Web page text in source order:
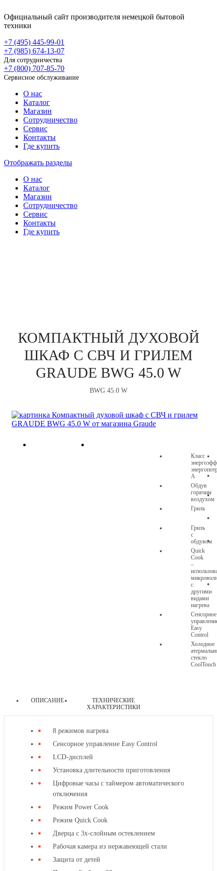
Официальный сайт производителя немецкой бытовой
техники
+7 (495) 445-99-01
+7 (985) 674-13-07
Для сотрудничества
+7 (800) 707-85-70
Сервисное обслуживание
О нас
Каталог
Магазин
Сотрудничество
Сервис
Контакты
Где купить
Отображать разделы
О нас
Каталог
Магазин
Сотрудничество
Сервис
Контакты
Где купить
КОМПАКТНЫЙ ДУХОВОЙ
ШКАФ С СВЧ И ГРИЛЕМ
GRAUDE BWG 45.0 W
BWG 45.0 W
Класс
A
Обдув
горячим
воздухом
Гриль
Гриль
с
обдувом
Quick
Cook
–
с
другими
видами
нагрева
Сенсорное
Easy
Control
Холодное
стекло
CoolTouch
ОПИСАНИЕ
ТЕХНИЧЕСКИЕ
ХАРАКТЕРИСТИКИ
8 режимов нагрева
Сенсорное управление Easy Control
LCD-дисплей
Установка длительности приготовления
Цифровые часы с таймером автоматического
отключения
Режим Power Cook
Режим Quick Cook
Дверца с 3х-слойным остеклением
Рабочая камера из нержавеющей стали
Защита от детей
категории